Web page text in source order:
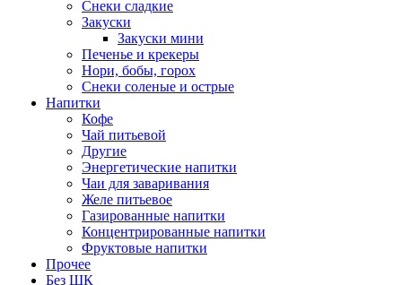
Снеки сладкие
Закуски
Закуски мини
Печенье и крекеры
Нори, бобы, горох
Снеки соленые и острые
Напитки
Кофе
Чай питьевой
Другие
Энергетические напитки
Чаи для заваривания
Желе питьевое
Газированные напитки
Концентрированные напитки
Фруктовые напитки
Прочее
Без ШК